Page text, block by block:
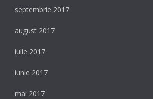
septembrie 2017
august 2017
iulie 2017
iunie 2017
mai 2017